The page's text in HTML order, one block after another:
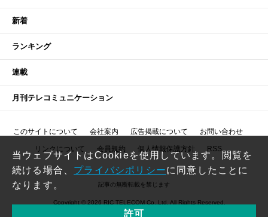
新着
ランキング
連載
月刊テレコミュニケーション
このサイトについて 会社案内 広告掲載について お問い合わせ
リンクについて 会員規約 個人情報保護方針 RSS
記事の無断転載を禁じます
Copyright © 2026 RIC TELECOM Co.,Ltd. All Rights Reserved.
当ウェブサイトはCookieを使用しています。閲覧を
続ける場合、 プライバシポリシーに同意したことに
なります。
許可